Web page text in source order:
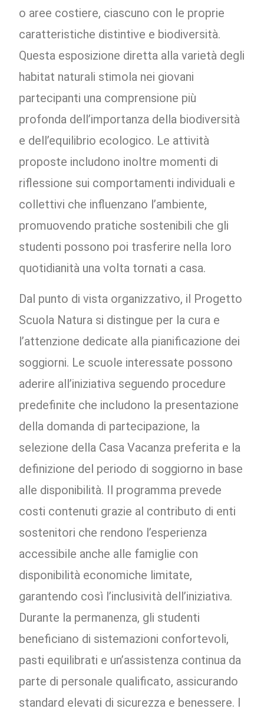
o aree costiere, ciascuno con le proprie
caratteristiche distintive e biodiversità.
Questa esposizione diretta alla varietà degli
habitat naturali stimola nei giovani
partecipanti una comprensione più
profonda dell’importanza della biodiversità
e dell’equilibrio ecologico. Le attività
proposte includono inoltre momenti di
riflessione sui comportamenti individuali e
collettivi che influenzano l’ambiente,
promuovendo pratiche sostenibili che gli
studenti possono poi trasferire nella loro
quotidianità una volta tornati a casa.
Dal punto di vista organizzativo, il Progetto
Scuola Natura si distingue per la cura e
l’attenzione dedicate alla pianificazione dei
soggiorni. Le scuole interessate possono
aderire all’iniziativa seguendo procedure
predefinite che includono la presentazione
della domanda di partecipazione, la
selezione della Casa Vacanza preferita e la
definizione del periodo di soggiorno in base
alle disponibilità. Il programma prevede
costi contenuti grazie al contributo di enti
sostenitori che rendono l’esperienza
accessibile anche alle famiglie con
disponibilità economiche limitate,
garantendo così l’inclusività dell’iniziativa.
Durante la permanenza, gli studenti
beneficiano di sistemazioni confortevoli,
pasti equilibrati e un’assistenza continua da
parte di personale qualificato, assicurando
standard elevati di sicurezza e benessere. I